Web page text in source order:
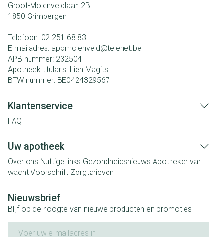
Groot-Molenveldlaan 2B
1850 Grimbergen
Telefoon: 02 251 68 83
E-mailadres: apomolenveld@telenet.be
APB nummer: 232504
Apotheek titularis: Lien Magits
BTW nummer: BE0424329567
Klantenservice
FAQ
Uw apotheek
Over ons Nuttige links Gezondheidsnieuws Apotheker van
wacht Voorschrift Zorgtarieven
Nieuwsbrief
Blijf op de hoogte van nieuwe producten en promoties